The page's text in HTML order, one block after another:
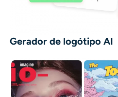
Gerador de logótipo AI